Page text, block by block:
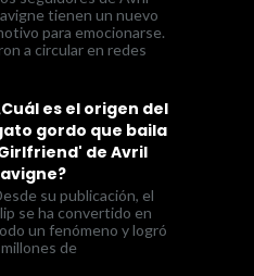
tienen un nuevo
para emocionarse.
a circular en redes
es el origen del
gordo que baila
de Avril
su publicación, el
se ha convertido en
un fenómeno y logró
de